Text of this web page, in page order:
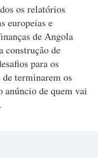
os relatórios
europeias e
de Angola
construção de
para os
de terminarem os
anúncio de quem vai